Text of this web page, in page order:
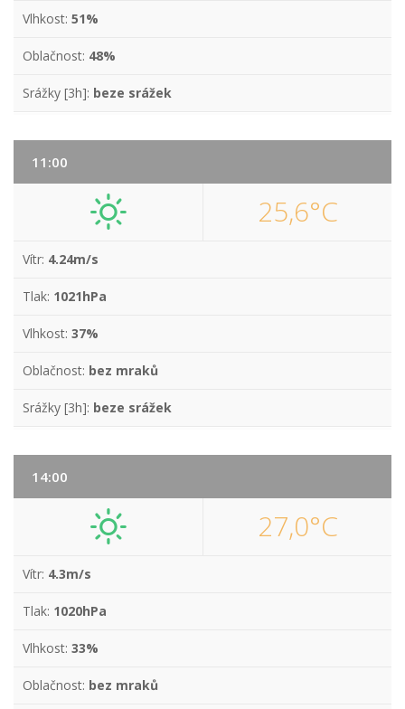
Vlhkost: 51%
Oblačnost: 48%
Srážky [3h]: beze srážek
11:00
25,6°C
Vítr: 4.24m/s
Tlak: 1021hPa
Vlhkost: 37%
Oblačnost: bez mraků
Srážky [3h]: beze srážek
14:00
27,0°C
Vítr: 4.3m/s
Tlak: 1020hPa
Vlhkost: 33%
Oblačnost: bez mraků